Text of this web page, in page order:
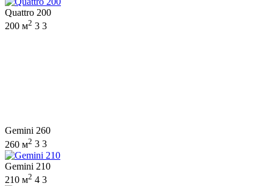
Quattro 200
200 м2 3 3
Gemini 260
260 м2 3 3
Gemini 210
210 м2 4 3